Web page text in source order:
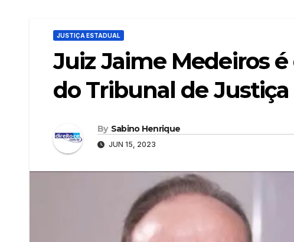
JUSTIÇA ESTADUAL
Juiz Jaime Medeiros
do Tribunal de Justiça
By Sabino Henrique
JUN 15, 2023